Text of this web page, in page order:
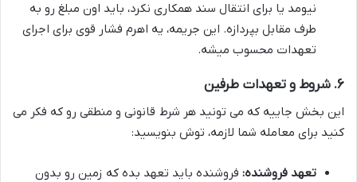
نیومد یا برای انتقال سند همکاری نکرد، باید اون مبلغ رو به
طرف مقابل بپردازه. این جریمه، یه اهرم فشار قوی برای اجرای
تعهدات محسوب میشه.
۶. شروط و تعهدات طرفین
این بخش جاییه که می تونید هر شرط قانونی و منطقی رو که فکر می
کنید برای معامله شما لازمه، توش بنویسید:
تعهد فروشنده: فروشنده باید تعهد بده که زمین رو بدون